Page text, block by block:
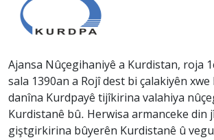
Ajansa Nûçegihaniyê a Kurdistan, roja
sala 1390an a Rojî dest bi çalakiyên
danîna Kurdpayê tijîkirina valahiya
Kurdistanê bû. Herwisa armanceke din
giştgirkirina bûyerên Kurdistanê û